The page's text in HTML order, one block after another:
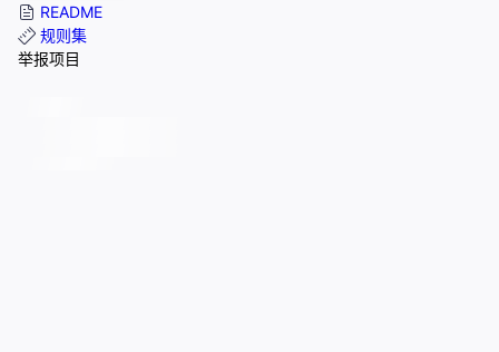
README
规则集
举报项目